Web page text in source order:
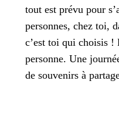
tout est prévu pour
personnes, chez toi,
c’est toi qui choisis !
personne. Une
de souvenirs à